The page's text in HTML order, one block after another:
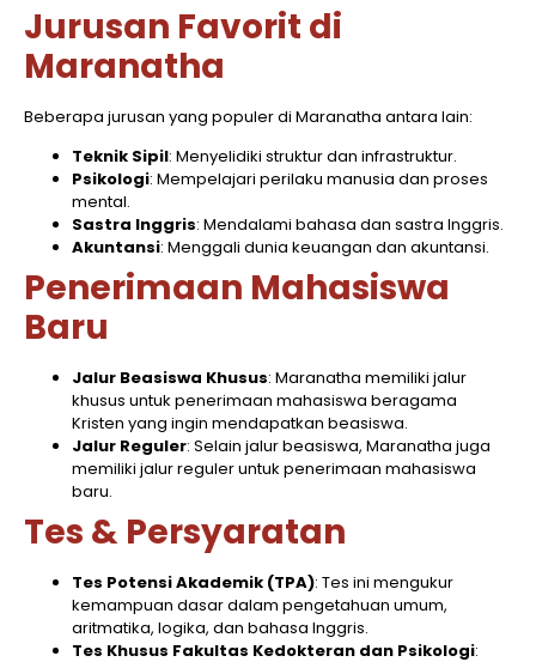
Jurusan Favorit di
Maranatha
Beberapa jurusan yang populer di Maranatha antara lain:
Teknik Sipil: Menyelidiki struktur dan infrastruktur.
Psikologi: Mempelajari perilaku manusia dan proses
mental.
Sastra Inggris: Mendalami bahasa dan sastra Inggris.
Akuntansi: Menggali dunia keuangan dan akuntansi.
Penerimaan Mahasiswa
Baru
Jalur Beasiswa Khusus: Maranatha memiliki jalur
khusus untuk penerimaan mahasiswa beragama
Kristen yang ingin mendapatkan beasiswa.
Jalur Reguler: Selain jalur beasiswa, Maranatha juga
memiliki jalur reguler untuk penerimaan mahasiswa
baru.
Tes & Persyaratan
Tes Potensi Akademik (TPA): Tes ini mengukur
kemampuan dasar dalam pengetahuan umum,
aritmatika, logika, dan bahasa Inggris.
Tes Khusus Fakultas Kedokteran dan Psikologi: